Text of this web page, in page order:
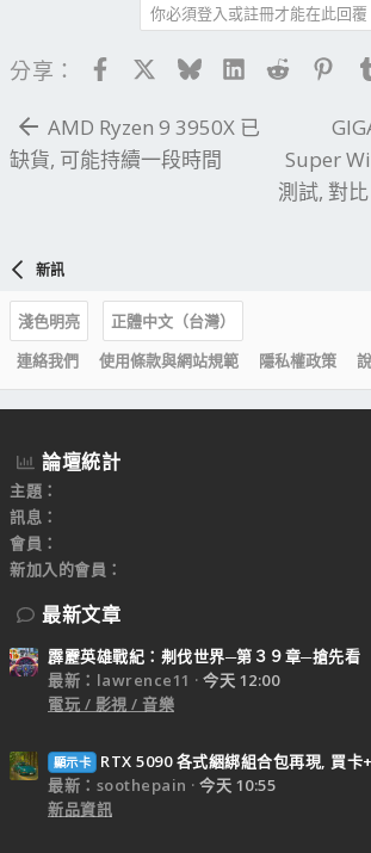
你必須登入或註冊才能在此回覆
分享： FacebookBlueskyLinkedIn
Reddit
AMD Ryzen 9 3950X 已
缺貨, 可能持續一段時間
Super
測試, 對
新訊
淺色明亮
正體中文（台灣）
連絡我們
使用條款與網站規範 隱私權政策
論壇統計
主題
訊息
會員
新加入的會員
最新文章
霹靂英雄戰紀：刜伐世界─第３９章─搶先看
最新：lawrence11
今天 12:00
電玩 / 影視 / 音樂
顯示卡
RTX 5090 各式綑綁組合包再現, 買卡
最新：soothepain
今天 10:55
新品資訊